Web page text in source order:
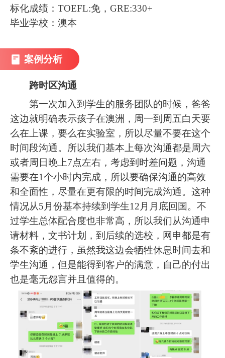
标化成绩：TOEFL:免，GRE:330+
毕业学校：澳本
案例分析
跨时区沟通
第一次加入到学生的服务团队的时候，爸爸
这边就明确表示孩子在澳洲，周一到周五白天要
么在上课，要么在实验室，所以尽量不要在这个
时间段沟通。所以我们基本上每次沟通都是周六
或者周日晚上7点左右，考虑到时差问题，沟通
需要在1个小时内完成，所以要确保沟通的高效
和全面性，尽量在更有限的时间完成沟通。这种
情况从5月份基本持续到学生12月月底回国。不
过学生总体配合度也非常高，所以我们从沟通申
请材料，文书计划，到后续的选校，网申都是有
条不紊的进行，虽然我这边会牺牲休息时间去和
学生沟通，但是能得到客户的满意，自己的付出
也是毫无怨言并且值得的。